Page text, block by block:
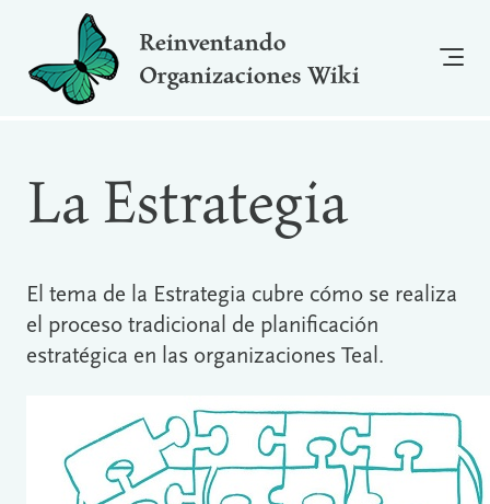
Reinventando
Organizaciones Wiki
La Estrategia
El tema de la Estrategia cubre cómo se realiza
el proceso tradicional de planificación
estratégica en las organizaciones Teal.